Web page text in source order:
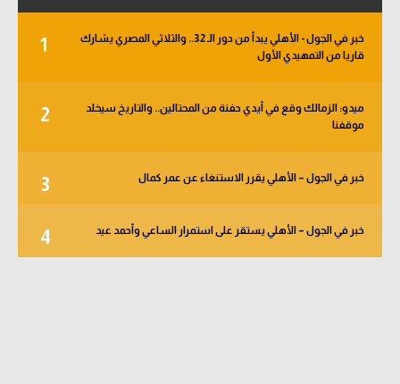
1
خبر في الجول - الأهلي يبدأ من دور الـ 32.. والثلاثي المصري يشارك
قاريا من التمهيدي الأول
2
ميدو: الزمالك وقع في أيدي حفنة من المحتالين.. والتاريخ سيخلد
موقفنا
3 خبر في الجول – الأهلي يقرر الاستنغاء عن عمر كمال
4 خبر في الجول – الأهلي يستقر على استمرار الساعي وأحمد عيد